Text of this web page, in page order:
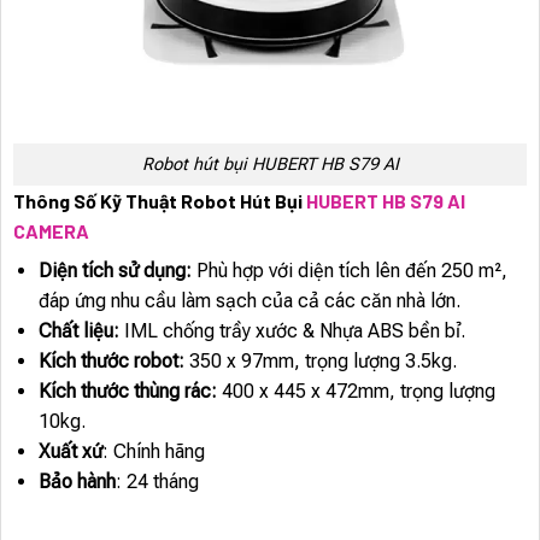
Robot hút bụi HUBERT HB S79 AI
Thông Số Kỹ Thuật Robot Hút Bụi HUBERT HB S79 AI
CAMERA
Diện tích sử dụng: Phù hợp với diện tích lên đến 250 m²,
đáp ứng nhu cầu làm sạch của cả các căn nhà lớn.
Chất liệu: IML chống trầy xước & Nhựa ABS bền bỉ.
Kích thước robot: 350 x 97mm, trọng lượng 3.5kg.
Kích thước thùng rác: 400 x 445 x 472mm, trọng lượng
10kg.
Xuất xứ: Chính hãng
Bảo hành: 24 tháng